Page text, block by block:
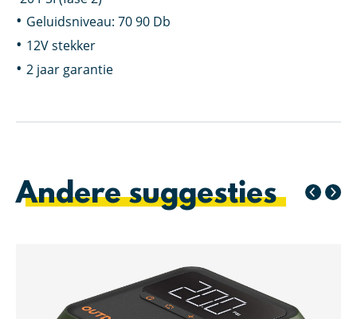
Geluidsniveau: 70 90 Db
12V stekker
2 jaar garantie
Andere suggesties